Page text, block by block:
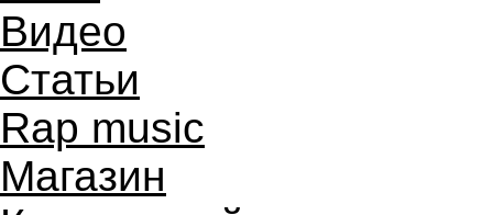
Видео
Статьи
Rap music
Магазин